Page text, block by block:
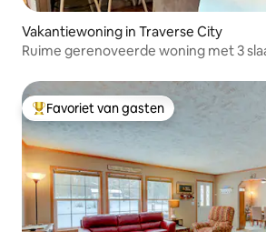
Vakantiewoning in Traverse City
Ruime gerenoveerde woning met 3
Topfavoriet van gasten
Favoriet van gasten